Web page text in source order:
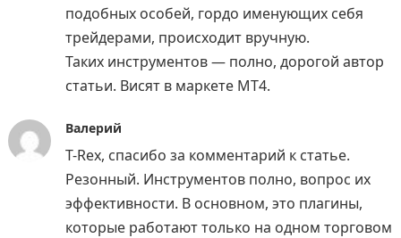
подобных особей, гордо именующих себя
трейдерами, происходит вручную.
Таких инструментов — полно, дорогой автор
статьи. Висят в маркете МТ4.
Валерий
T-Rex, спасибо за комментарий к статье.
Резонный. Инструментов полно, вопрос их
эффективности. В основном, это плагины,
которые работают только на одном торговом